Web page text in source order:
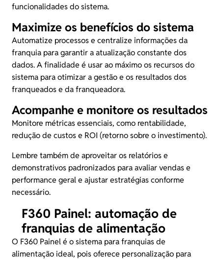
funcionalidades do sistema.
Maximize os benefícios do sistema
Automatize processos e centralize informações da
franquia para garantir a atualização constante dos
dados. A finalidade é usar ao máximo os recursos do
sistema para otimizar a gestão e os resultados dos
franqueados e da franqueadora.
Acompanhe e monitore os resultados
Monitore métricas essenciais, como rentabilidade,
redução de custose ROI (retorno sobre o investimento).
Lembre também de aproveitar os relatórios e
demonstrativos padronizados para avaliar vendas e
performance geral e ajustar estratégias conforme
necessário.
F360 Painel: automação de
franquias de alimentação
O F360 Painelé o sistema para franquias de
alimentação ideal, pois oferece personalização para